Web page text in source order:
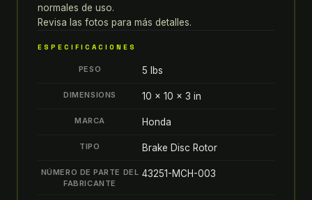
quantity
normales de uso.
Revisa las fotos para más detalles.
ESPECIFICACIONES
PESO 5 lbs
DIMENSIONS 10 × 10 × 3 in
MARCA Honda
TIPO Brake Disc Rotor
NÚMERO DE PARTE DEL
FABRICANTE
43251-MCH-003